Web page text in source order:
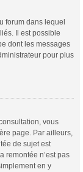
forum dans lequel
Il est possible
dont les messages
pour plus
vous
page. Par ailleurs,
de sujet est
remontée n’est pas
en y